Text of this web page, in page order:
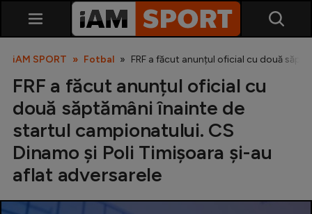
SuperLiga
iAM SPORT Fotbal FRF a făcut anunțul oficial cu două
FRF a făcut anunțul oficial cu
două săptămâni înainte de
startul campionatului. CS
Dinamo și Poli Timișoara și-au
aflat adversarele